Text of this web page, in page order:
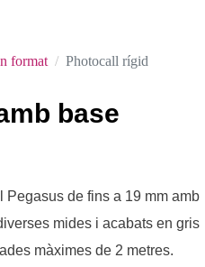
format Photocall rígid
base
de fins a 19 mm amb
mides i acabats en gris
màximes de 2 metres.